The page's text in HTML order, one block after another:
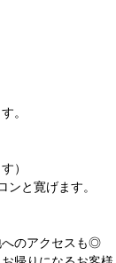
。
）
ンと寛げます。
へのアクセスも◎